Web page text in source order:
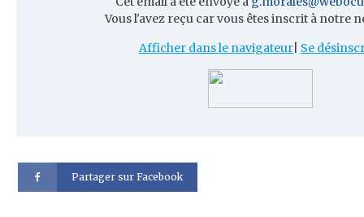
Vous l'avez reçu car vous êtes inscrit à notre
Afficher dans le navigateur Se
Partager sur Facebook